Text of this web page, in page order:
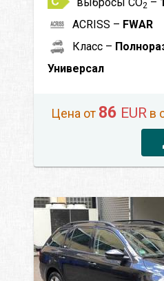
2
ACRISS – FWAR
Класс –
Универсал
Цена от 86 EUR в